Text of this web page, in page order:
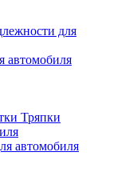
для
автомобиля
Тряпки
автомобиля